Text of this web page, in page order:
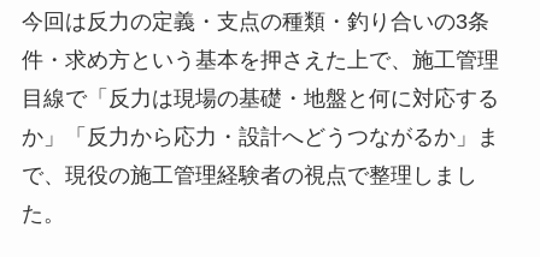
今回は反力の定義・支点の種類・釣り合いの3条
件・求め方という基本を押さえた上で、施工管理
目線で「反力は現場の基礎・地盤と何に対応する
か」「反力から応力・設計へどうつながるか」ま
で、現役の施工管理経験者の視点で整理しまし
た。